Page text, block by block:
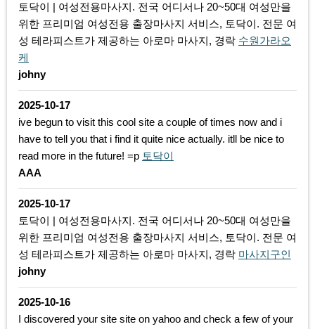
토닥이 | 여성전용마사지. 전국 어디서나 20~50대 여성만을
위한 프리미엄 여성전용 출장마사지 서비스, 토닥이. 전문 여
성 테라피스트가 제공하는 아로마 마사지, 경락 수원가라오
케
johny
2025-10-17
ive begun to visit this cool site a couple of times now and i
have to tell you that i find it quite nice actually. itll be nice to
read more in the future! =p 토닥이
AAA
2025-10-17
토닥이 | 여성전용마사지. 전국 어디서나 20~50대 여성만을
위한 프리미엄 여성전용 출장마사지 서비스, 토닥이. 전문 여
성 테라피스트가 제공하는 아로마 마사지, 경락 마사지구인
johny
2025-10-16
I discovered your site site on yahoo and check a few of your